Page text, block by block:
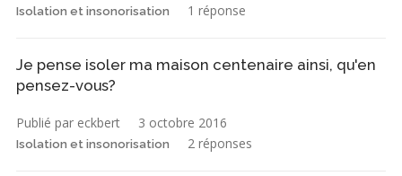
Isolation et insonorisation 1 réponse
Je pense isoler ma maison centenaire ainsi, qu'en
pensez-vous?
Publié par eckbert 3 octobre 2016
Isolation et insonorisation 2 réponses